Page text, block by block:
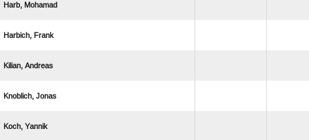
 
 
 
 
 